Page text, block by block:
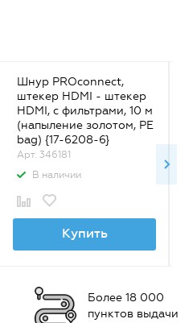
Шнур PROconnect,
штекер HDMI - штекер
HDMI, с фильтрами, 10 м
(напыление золотом, PE
bag) {17-6208-6}
Арт. 346181
В наличии
Купить
Более 18 000
пунктов выдачи